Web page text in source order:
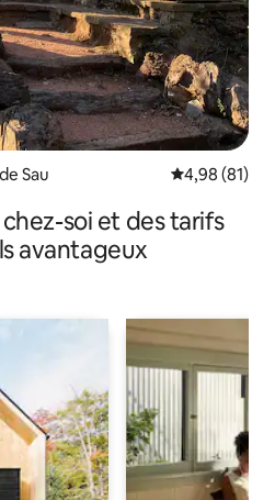
Sau Évaluation
4,98 (81)
soi et des tarifs
avantageux